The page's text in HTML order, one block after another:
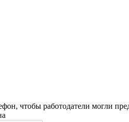
чтобы работодатели могли